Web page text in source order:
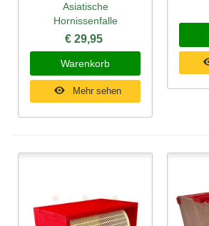
Asiatische
Hornissenfalle
€ 29,95
Warenkorb
Mehr sehen